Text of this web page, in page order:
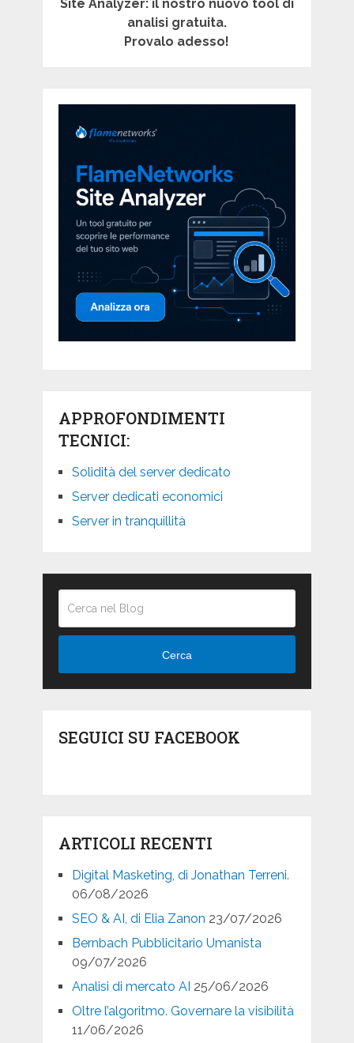
Site Analyzer: il nostro nuovo tool di
analisi gratuita.
Provalo adesso!
APPROFONDIMENTI
TECNICI:
Solidità del server dedicato
Server dedicati economici
Server in tranquillità
Cerca
SEGUICI SU FACEBOOK
ARTICOLI RECENTI
Digital Masketing, di Jonathan Terreni.
06/08/2026
SEO & AI, di Elia Zanon 23/07/2026
Bernbach Pubblicitario Umanista
09/07/2026
Analisi di mercato AI 25/06/2026
Oltre l’algoritmo. Governare la visibilità
11/06/2026